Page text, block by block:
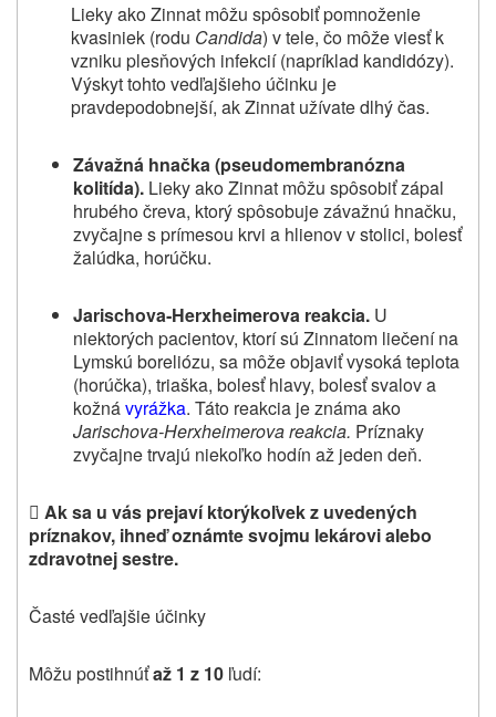
Lieky ako Zinnat môžu spôsobiť pomnoženie
kvasiniek (rodu Candida) v tele, čo môže viesť k
vzniku plesňových infekcií (napríklad kandidózy).
Výskyt tohto vedľajšieho účinku je
pravdepodobnejší, ak Zinnat užívate dlhý čas.
Závažná hnačka (pseudomembranózna
kolitída). Lieky ako Zinnat môžu spôsobiť zápal
hrubého čreva, ktorý spôsobuje závažnú hnačku,
zvyčajne s prímesou krvi a hlienov v stolici, bolesť
žalúdka, horúčku.
Jarischova‑Herxheimerova reakcia. U
niektorých pacientov, ktorí sú Zinnatom liečení na
Lymskú boreliózu, sa môže objaviť vysoká teplota
(horúčka), triaška, bolesť hlavy, bolesť svalov a
kožnávyrážka. Táto reakcia je známa ako
Jarischova‑Herxheimerova reakcia. Príznaky
zvyčajne trvajú niekoľko hodín až jeden deň.
 Ak sa u vás prejaví ktorýkoľvek z uvedených
príznakov, ihneďoznámte svojmu lekárovi alebo
zdravotnej sestre.
Časté vedľajšie účinky
Môžu postihnúťaž 1 z 10 ľudí: